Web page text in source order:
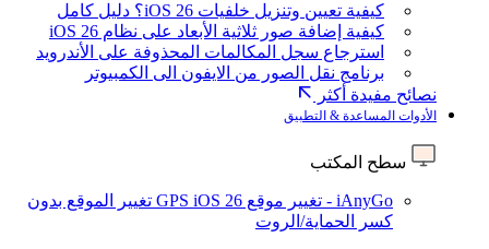
كيفية تعيين وتنزيل خلفيات iOS 26؟ دليل كامل
كيفية إضافة صور ثلاثية الأبعاد على نظام iOS 26
استرجاع سجل المكالمات المحذوفة على الأندرويد
برنامج نقل الصور من الايفون الى الكمبيوتر
نصائح مفيدة أكثر
الأدوات المساعدة & التطبيق
سطح المكتب
iAnyGo - تغيير موقع GPS iOS 26
تغيير الموقع بدون
كسر الحماية/الروت